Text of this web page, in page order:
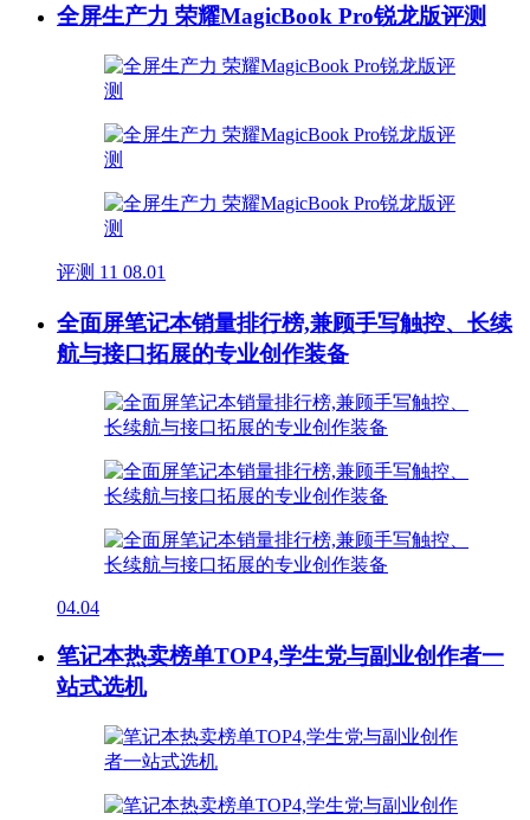
全屏生产力 荣耀MagicBook Pro锐龙版评测
评测 11 08.01
全面屏笔记本销量排行榜,兼顾手写触控、长续
航与接口拓展的专业创作装备
04.04
笔记本热卖榜单TOP4,学生党与副业创作者一
站式选机